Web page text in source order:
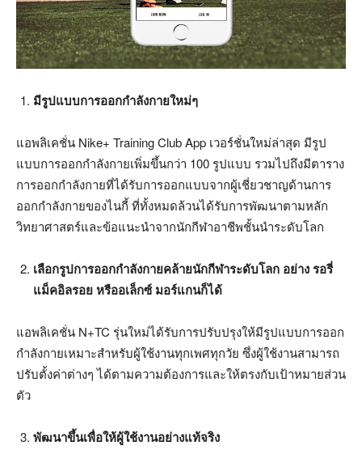
มีรูปแบบการออกกำลังกายใหม่ๆ
แอพลิเคชั่น Nike+ Training Club App เวอร์ชั่นใหม่ล่าสุด มีรูป
แบบการออกกำลังกายเพิ่มขึ้นกว่า 100 รูปแบบ รวมไปถึงมีตาราง
การออกกำลังกายที่ได้รับการออกแบบจากผู้เชี่ยวชาญด้านการ
ออกกำลังกายของไนกี้ ที่ทั้งหมดล้วนได้รับการพัฒนาตามหลัก
วิทยาศาสตร์และข้อแนะนำจากนักกีฬาอาชีพชั้นนำระดับโลก
เลือกรูปการออกกำลังกายคล้ายนักกีฬาระดับโลก อย่าง รอรี่
แม็คอิลรอย หรืออเล็กซ์ มอร์แกนก็ได้
แอพลิเคชั่น N+TC รุ่นใหม่ได้รับการปรับปรุงให้มีรูปแบบการออก
กำลังกายเหมาะสำหรับผู้ใช้งานทุกเพศทุกวัย ซึ่งผู้ใช้งานสามารถ
ปรับตั้งค่าต่างๆ ได้ตามความต้องการและให้ตรงกับเป้าหมายส่วน
ตัว
พัฒนาขึ้นเพื่อให้ผู้ใช้งานอย่างแท้จริง